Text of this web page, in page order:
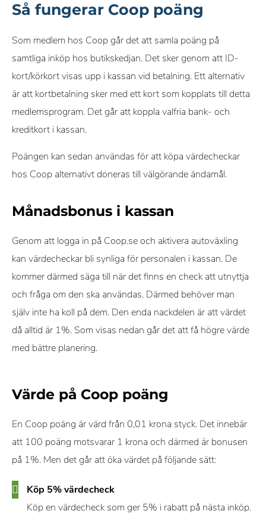
Så fungerar Coop poäng
Som medlem hos Coop går det att samla poäng på
samtliga inköp hos butikskedjan. Det sker genom att ID-
kort/körkort visas upp i kassan vid betalning. Ett alternativ
är att kortbetalning sker med ett kort som kopplats till detta
medlemsprogram. Det går att koppla valfria bank- och
kreditkort i kassan.
Poängen kan sedan användas för att köpa värdecheckar
hos Coop alternativt doneras till välgörande ändamål.
Månadsbonus i kassan
Genom att logga in på Coop.se och aktivera autoväxling
kan värdecheckar bli synliga för personalen i kassan. De
kommer därmed säga till när det finns en check att utnyttja
och fråga om den ska användas. Därmed behöver man
själv inte ha koll på dem. Den enda nackdelen är att värdet
då alltid är 1%. Som visas nedan går det att få högre värde
med bättre planering.
Värde på Coop poäng
En Coop poäng är värd från 0,01 krona styck. Det innebär
att 100 poäng motsvarar 1 krona och därmed är bonusen
på 1%. Men det går att öka värdet på följande sätt:
Köp 5% värdecheck
Köp en värdecheck som ger 5% i rabatt på nästa inköp.